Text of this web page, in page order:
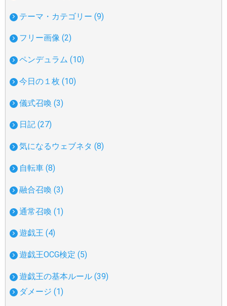
テーマ・カテゴリー (9)
フリー画像 (2)
ペンデュラム (10)
今日の１枚 (10)
儀式召喚 (3)
日記 (27)
気になるウェブネタ (8)
自転車 (8)
融合召喚 (3)
通常召喚 (1)
遊戯王 (4)
遊戯王OCG検定 (5)
遊戯王の基本ルール (39)
ダメージ (1)